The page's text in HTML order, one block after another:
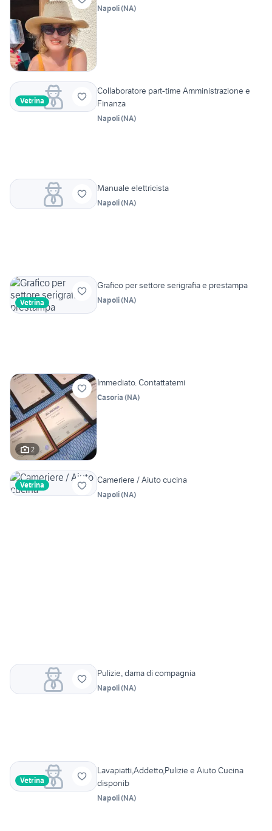
Napoli(NA)
Vetrina
Collaboratore part-time Amministrazione e
Finanza
Napoli(NA)
Manuale elettricista
Napoli(NA)
Vetrina
Grafico per settore serigrafia e prestampa
Napoli(NA)
2
Immediato. Contattatemi
Casoria (NA)
Vetrina Cameriere / Aiuto cucina
Napoli(NA)
Pulizie, dama di compagnia
Napoli(NA)
Vetrina
Lavapiatti,Addetto,Pulizie e Aiuto Cucina
disponib
Napoli(NA)